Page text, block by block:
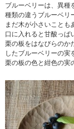
ブルーベリーは、異種
種類の違うブルーベリ
まだ木が小さいことも
口に入れると甘酸っぱ
栗の板をはなびらのか
したブルーベリーの実
栗の板の色と紺色の実